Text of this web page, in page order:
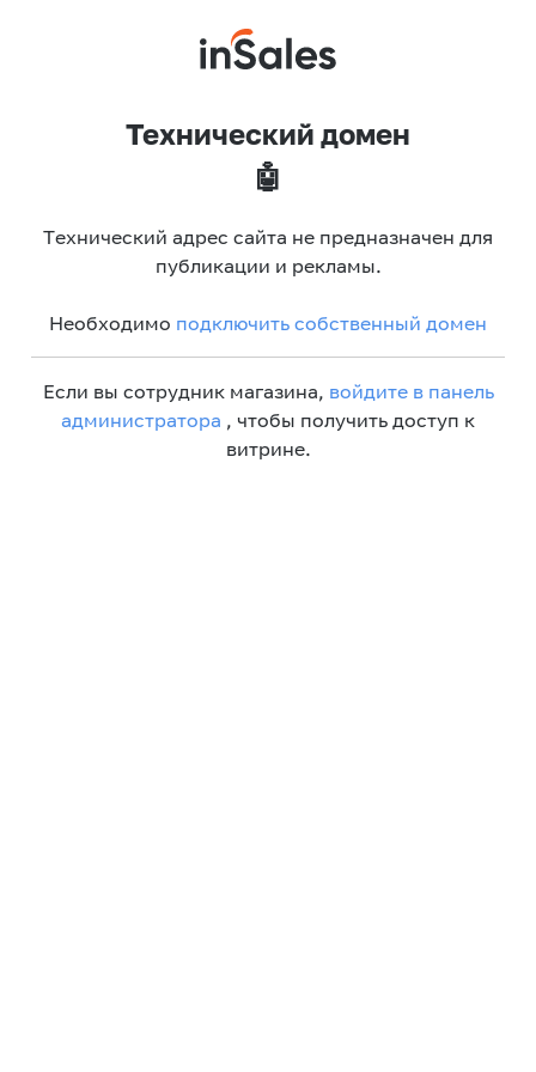
Технический домен
🤖
Технический адрес сайта не предназначен для
публикации и рекламы.
Необходимо подключить собственный домен
Если вы сотрудник магазина, войдите в панель
администратора , чтобы получить доступ к
витрине.